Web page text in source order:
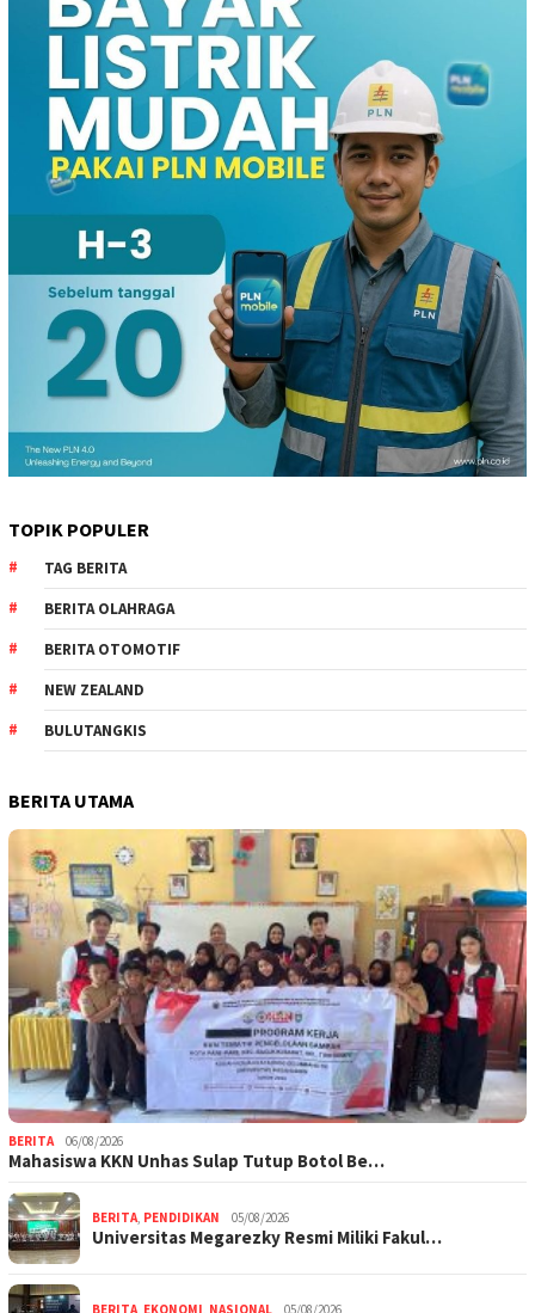
TOPIK POPULER
TAG BERITA
BERITA OLAHRAGA
BERITA OTOMOTIF
NEW ZEALAND
BULUTANGKIS
BERITA UTAMA
BERITA 06/08/2026
Mahasiswa KKN Unhas Sulap Tutup Botol Be…
BERITA, PENDIDIKAN 05/08/2026
Universitas Megarezky Resmi Miliki Fakul…
BERITA, EKONOMI, NASIONAL 05/08/2026